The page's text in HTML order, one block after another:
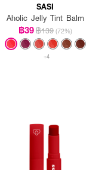
SASI
Aholic Jelly Tint Balm
฿39฿139 (72%)
+4